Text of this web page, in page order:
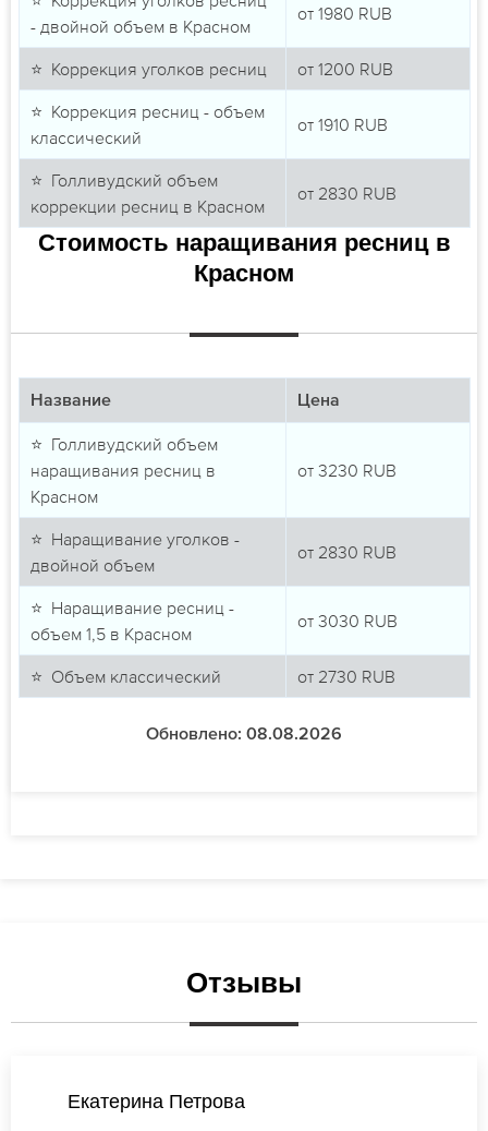
- двойной объем в Красном
от 1980 RUB
⭐ Коррекция уголков ресниц от 1200 RUB
⭐ Коррекция ресниц - объем
классический
от 1910 RUB
⭐ Голливудский объем
коррекции ресниц в Красном
от 2830 RUB
Стоимость наращивания ресниц в
Красном
Название Цена
⭐ Голливудский объем
наращивания ресниц в
Красном
от 3230 RUB
⭐ Наращивание уголков -
двойной объем
от 2830 RUB
⭐ Наращивание ресниц -
объем 1,5 в Красном
от 3030 RUB
⭐ Объем классический от 2730 RUB
Обновлено: 08.08.2026
Отзывы
Ирина Лебедева